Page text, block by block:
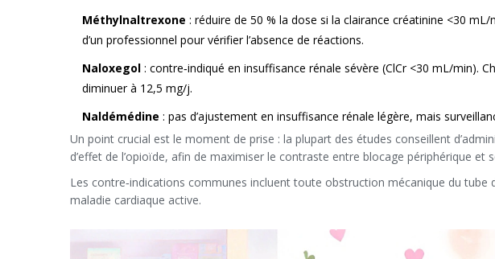
Méthylnaltrexone : réduire de 50 % la dose si la clairance créatinine <30
d’un professionnel pour vérifier l’absence de réactions.
Naloxegol : contre‑indiqué en insuffisance rénale sévère (ClCr <30 mL/min).
diminuer à 12,5 mg/j.
Naldémédine : pas d’ajustement en insuffisance rénale légère, mais
Un point crucial est le moment de prise : la plupart des études conseillent
d’effet de l’opioïde, afin de maximiser le contraste entre blocage périphérique et
Les contre‑indications communes incluent toute obstruction mécanique du
maladie cardiaque active.